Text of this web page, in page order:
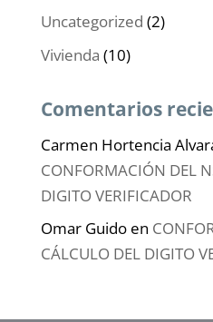
Uncategorized (2)
Vivienda (10)
Comentarios
Carmen Hortencia
CONFORMACIÓN DEL
DIGITO VERIFICADOR
Omar Guidoen
CÁLCULO DEL DIGITO